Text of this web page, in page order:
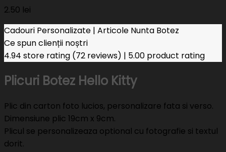
2.50 lei
Cadouri Personalizate | Articole Nunta Botez
Ce spun clienții noștri
4.94 store rating (72 reviews) | 5.00 product rating
Plicuri Botez Hello Kitty
Plic din carton foto lucios, personalizare fata si verso.
Dimensiune plic 19cm x 9cm.
Plicul se personalizeaza optional cu fotografie si textul
dorit.